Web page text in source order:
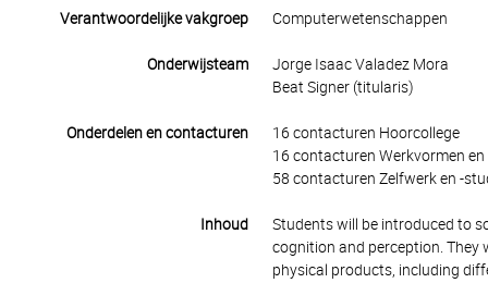
Verantwoordelijke vakgroep Computerwetenschappen
Onderwijsteam
Jorge Isaac Valadez Mora
Beat Signer (titularis)
Onderdelen en contacturen
16 contacturen Hoorcollege
16 contacturen Werkvormen en
58 contacturen Zelfwerk en -
Inhoud
Students will be introduced to
cognition and perception. They
physical products, including